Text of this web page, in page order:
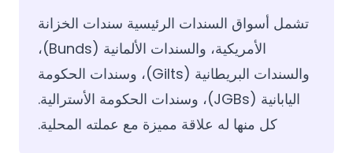
تشمل أسواق السندات الرئيسية سندات الخزانة
الأمريكية، والسندات الألمانية (Bunds)،
والسندات البريطانية (Gilts)، وسندات الحكومة
اليابانية (JGBs)، وسندات الحكومة الأسترالية.
كل منها له علاقة مميزة مع عملته المحلية.